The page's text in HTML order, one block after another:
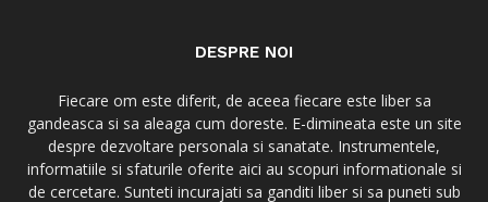
DESPRE NOI
Fiecare om este diferit, de aceea fiecare este liber sa
gandeasca si sa aleaga cum doreste. E-dimineata este un site
despre dezvoltare personala si sanatate. Instrumentele,
informatiile si sfaturile oferite aici au scopuri informationale si
de cercetare. Sunteti incurajati sa ganditi liber si sa puneti sub